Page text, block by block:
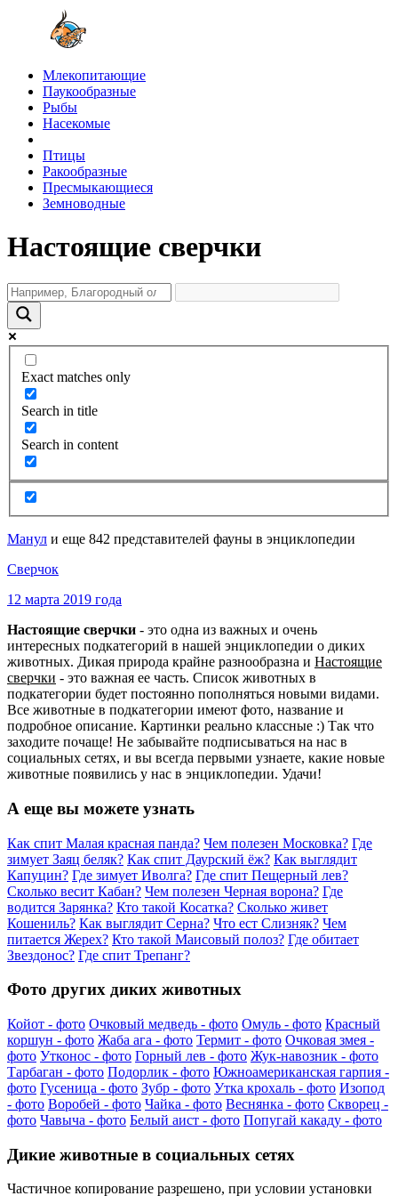
Млекопитающие
Паукообразные
Рыбы
Насекомые
Птицы
Ракообразные
Пресмыкающиеся
Земноводные
Настоящие сверчки
Exact matches only
Search in title
Search in content
Манул и еще 842 представителей фауны в энциклопедии
Сверчок
12 марта 2019 года
Настоящие сверчки - это одна из важных и очень
интересных подкатегорий в нашей энциклопедии о диких
животных. Дикая природа крайне разнообразна и Настоящие
сверчки - это важная ее часть. Список животных в
подкатегории будет постоянно пополняться новыми видами.
Все животные в подкатегории имеют фото, название и
подробное описание. Картинки реально классные :) Так что
заходите почаще! Не забывайте подписываться на нас в
социальных сетях, и вы всегда первыми узнаете, какие новые
животные появились у нас в энциклопедии. Удачи!
А еще вы можете узнать
Как спит Малая красная панда? Чем полезен Московка? Где
зимует Заяц беляк? Как спит Даурский ёж? Как выглядит
Капуцин? Где зимует Иволга? Где спит Пещерный лев?
Сколько весит Кабан? Чем полезен Черная ворона? Где
водится Зарянка? Кто такой Косатка? Сколько живет
Кошениль? Как выглядит Серна? Что ест Слизняк? Чем
питается Жерех? Кто такой Маисовый полоз? Где обитает
Звездонос? Где спит Трепанг?
Фото других диких животных
Койот - фото Очковый медведь - фото Омуль - фото Красный
коршун - фото Жаба ага - фото Термит - фото Очковая змея -
фото Утконос - фото Горный лев - фото Жук-навозник - фото
Тарбаган - фото Подорлик - фото Южноамериканская гарпия -
фото Гусеница - фото Зубр - фото Утка крохаль - фото Изопод
- фото Воробей - фото Чайка - фото Веснянка - фото Скворец -
фото Чавыча - фото Белый аист - фото Попугай какаду - фото
Дикие животные в социальных сетях
Частичное копирование разрешено, при условии установки